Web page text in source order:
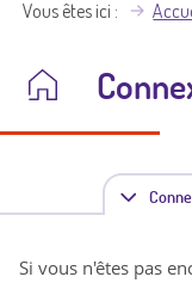
Vous êtes ici
Si vous n'êtes pas